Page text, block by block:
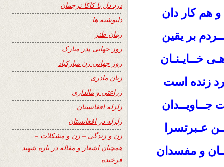
و هم کار دان
بر یقین
خــایـنـان
زنده است
جــاویــدان
عـبرتسرا
و مفسدان
درد دل با کاکا ترجمان
دلنوشته ها
رمان طنز
روز جهانی پدر مبارک
روز جهانی زن مبارکباد
زبان مادری
زراعتی و مالداری
زلزله افغانستان
زلزله در افغانستان
زن و زندگی – زن و مشکلات –
همچنان اشعار و مقاله در باره شهید
فرخنده